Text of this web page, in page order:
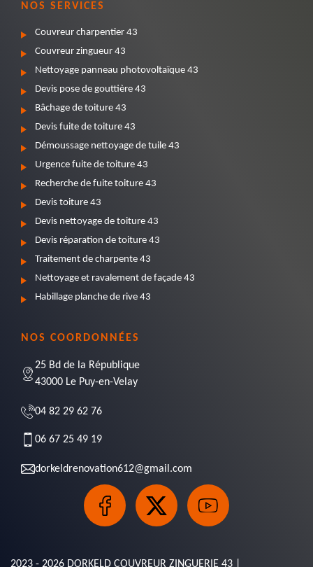
NOS SERVICES
Couvreur charpentier 43
Couvreur zingueur 43
Nettoyage panneau photovoltaïque 43
Devis pose de gouttière 43
Bâchage de toiture 43
Devis fuite de toiture 43
Démoussage nettoyage de tuile 43
Urgence fuite de toiture 43
Recherche de fuite toiture 43
Devis toiture 43
Devis nettoyage de toiture 43
Devis réparation de toiture 43
Traitement de charpente 43
Nettoyage et ravalement de façade 43
Habillage planche de rive 43
NOS COORDONNÉES
25 Bd de la République
43000 Le Puy-en-Velay
04 82 29 62 76
06 67 25 49 19
dorkeldrenovation612@gmail.com
2023 - 2026 DORKELD COUVREUR ZINGUERIE 43 |